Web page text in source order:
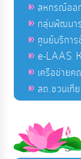
สหกรณ์ออ
กลุ่มพัฒนา
ศูนย์บริกา
e-LAAS
เครือข่าย
สถ.ชวนเที่